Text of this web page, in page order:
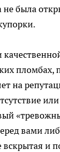
не была
пломбах,
на
вами
вскрытая и